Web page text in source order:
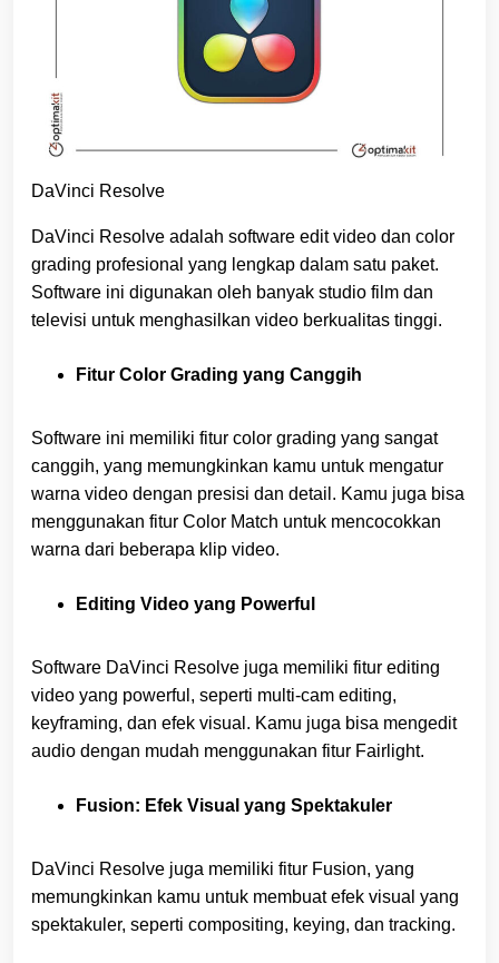
DaVinci Resolve
DaVinci Resolve adalah software edit video dan color
grading profesional yang lengkap dalam satu paket.
Software ini digunakan oleh banyak studio film dan
televisi untuk menghasilkan video berkualitas tinggi.
Fitur Color Grading yang Canggih
Software ini memiliki fitur color grading yang sangat
canggih, yang memungkinkan kamu untuk mengatur
warna video dengan presisi dan detail. Kamu juga bisa
menggunakan fitur Color Match untuk mencocokkan
warna dari beberapa klip video.
Editing Video yang Powerful
Software DaVinci Resolve juga memiliki fitur editing
video yang powerful, seperti multi-cam editing,
keyframing, dan efek visual. Kamu juga bisa mengedit
audio dengan mudah menggunakan fitur Fairlight.
Fusion: Efek Visual yang Spektakuler
DaVinci Resolve juga memiliki fitur Fusion, yang
memungkinkan kamu untuk membuat efek visual yang
spektakuler, seperti compositing, keying, dan tracking.